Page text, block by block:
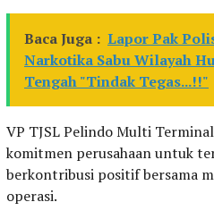
Baca Juga : Lapor Pak
Narkotika Sabu Wilayah
Tengah "Tindak Tegas...!!"
VP TJSL Pelindo Multi
komitmen perusahaan untuk
berkontribusi positif bersama
operasi.